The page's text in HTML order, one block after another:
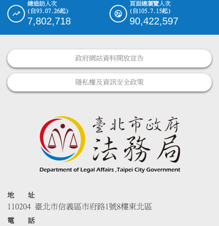
總造訪人次
(自93.07.26起)
7,802,718
頁面總瀏覽人次
(自105.7.15起)
90,422,597
政府網站資料開放宣告
隱私權及資訊安全政策
地 址
110204 臺北市信義區市府路1號8樓東北區
電 話